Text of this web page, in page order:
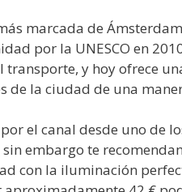
marcada de
por la UNESCO en
transporte, y hoy ofrece
de la ciudad de una
el canal desde uno de
embargo te
con la iluminación